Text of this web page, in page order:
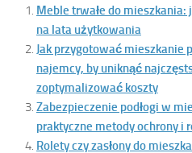
Meble trwałe do mieszkania:
na lata użytkowania
Jak przygotować mieszkanie
najemcy, by uniknąć
zoptymalizować koszty
Zabezpieczenie podłogi w
praktyczne metody ochrony i
Rolety czy zasłony do